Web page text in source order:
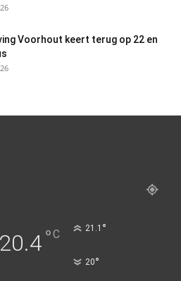
Voorhout keert terug op 22 en
20.4°C 21.1 °
20°